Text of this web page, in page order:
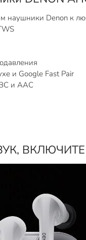
наушники Denon к
и Google Fast Pair
и AAC
ВКЛЮЧИТЕ